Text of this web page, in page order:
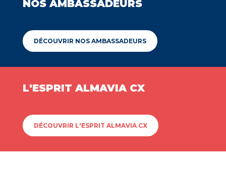
NOS AMBASSADEURS
DÉCOUVRIR NOS AMBASSADEURS
L'ESPRIT ALMAVIA CX
DÉCOUVRIR L'ESPRIT ALMAVIA CX